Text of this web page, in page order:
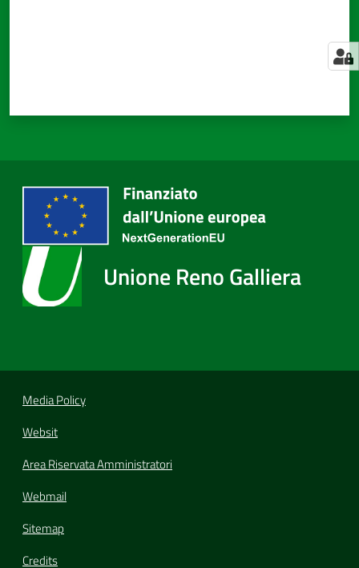
Unione Reno Galliera
Media Policy
Websit
Area Riservata Amministratori
Webmail
Sitemap
Credits